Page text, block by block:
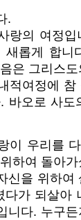
.
랑의 여정
롭게 합니
은 그리스
적여정에 참
바오로 사
이 우리를
하여 돌아
신을 위하여
다가 되살아
니다. 누구